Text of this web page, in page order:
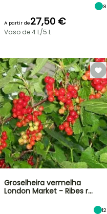
8
A partir de27,50 €
Vaso de 4 L/5 L
Groselheira vermelha
London Market - Ribes r…
12